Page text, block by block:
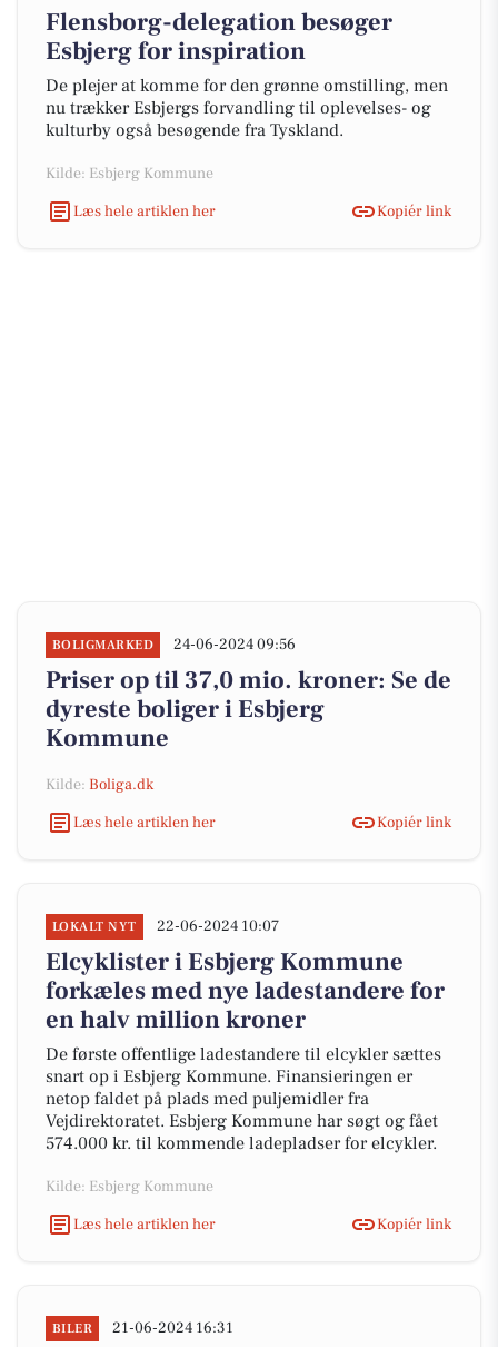
Flensborg-delegation besøger
Esbjerg for inspiration
De plejer at komme for den grønne omstilling, men
nu trækker Esbjergs forvandling til oplevelses- og
kulturby også besøgende fra Tyskland.
Kilde: Esbjerg Kommune
Læs hele artiklen her
Kopiér link
BOLIGMARKED 24-06-2024 09:56
Priser op til 37,0 mio. kroner: Se de
dyreste boliger i Esbjerg
Kommune
Kilde: Boliga.dk
Læs hele artiklen her
Kopiér link
LOKALT NYT 22-06-2024 10:07
Elcyklister i Esbjerg Kommune
forkæles med nye ladestandere for
en halv million kroner
De første offentlige ladestandere til elcykler sættes
snart op i Esbjerg Kommune. Finansieringen er
netop faldet på plads med puljemidler fra
Vejdirektoratet. Esbjerg Kommune har søgt og fået
574.000 kr. til kommende ladepladser for elcykler.
Kilde: Esbjerg Kommune
Læs hele artiklen her
Kopiér link
BILER 21-06-2024 16:31